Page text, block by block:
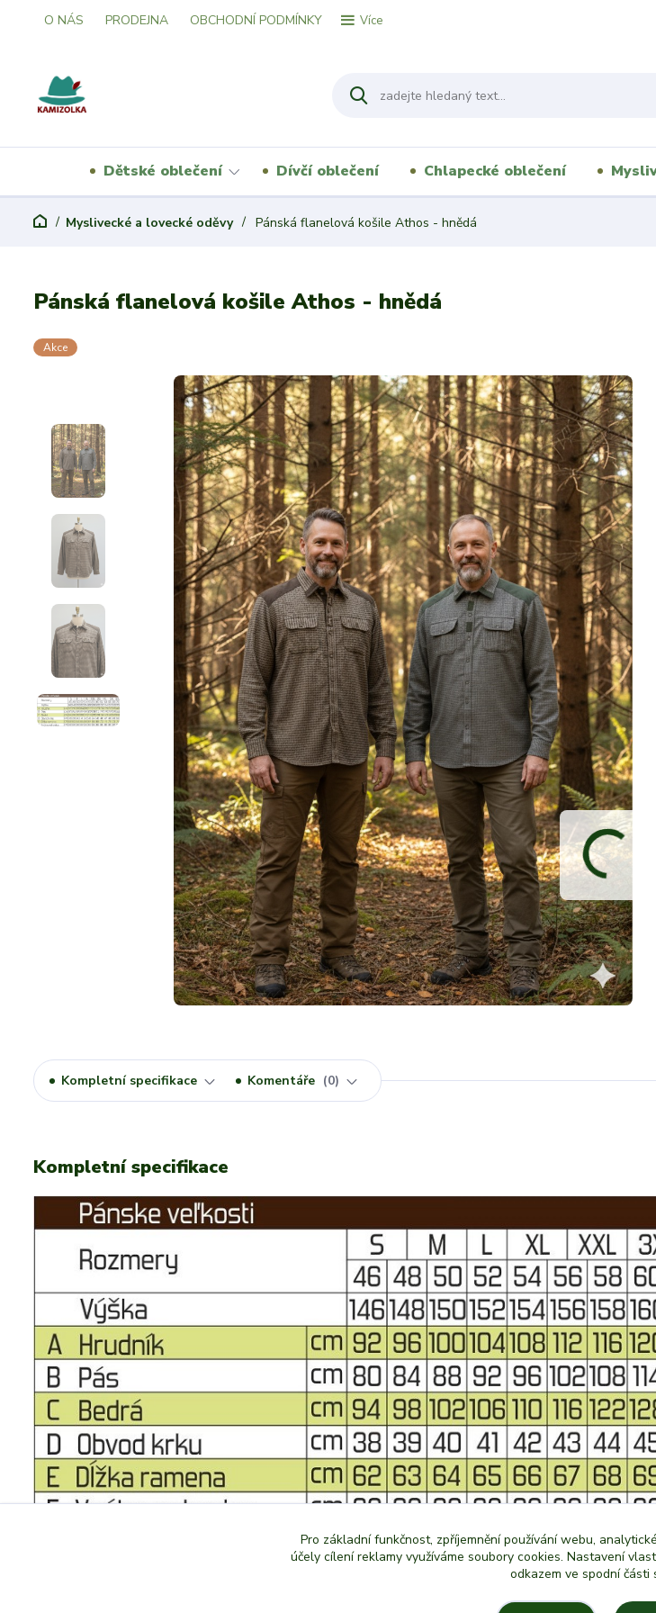
O NÁS PRODEJNA OBCHODNÍ PODMÍNKY Více
Dětské oblečení Dívčí oblečení Chlapecké oblečení
Myslivecké a lovecké oděvy Pánská flanelová košile Athos - hnědá
Pánská flanelová košile Athos - hnědá
Akce
Kompletní specifikace Komentáře 0
Kompletní specifikace
Pro základní funkčnost, zpříjemnění používání webu,
účely cílení reklamy využíváme soubory cookies. Nastavení
odkazem ve spodní části